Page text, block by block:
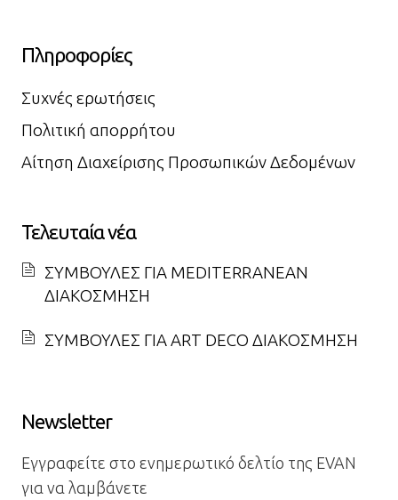
Πληροφορίες
Συχνές ερωτήσεις
Πολιτική απορρήτου
Αίτηση Διαχείρισης Προσωπικών Δεδομένων
Τελευταία νέα
ΣΥΜΒΟΥΛΕΣ ΓΙΑ MEDITERRANEAN
ΔΙΑΚΟΣΜΗΣΗ
ΣΥΜΒΟΥΛΕΣ ΓΙΑ ART DECO ΔΙΑΚΟΣΜΗΣΗ
Newsletter
Εγγραφείτε στο ενημερωτικό δελτίο της EVAN
για να λαμβάνετε